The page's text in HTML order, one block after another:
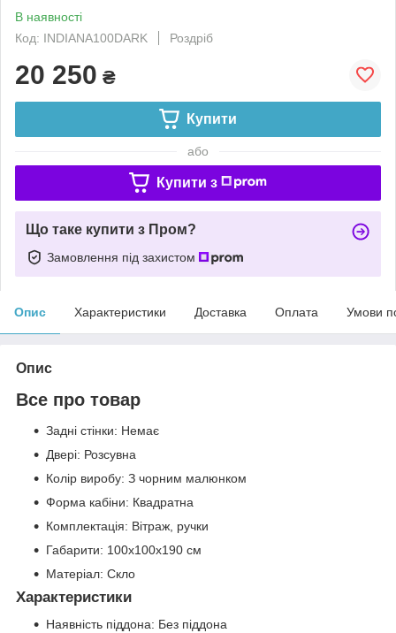
В наявності
Код: INDIANA100DARK
Роздріб
20 250 ₴
Купити
або
Купити з
Що таке купити з Пром?
Замовлення під захистом
Опис Характеристики Доставка Оплата Умови
Опис
Все про товар
Задні стінки: Немає
Двері: Розсувна
Колір виробу: З чорним малюнком
Форма кабіни: Квадратна
Комплектація: Вітраж, ручки
Габарити: 100х100х190 см
Матеріал: Скло
Характеристики
Наявність піддона: Без піддона